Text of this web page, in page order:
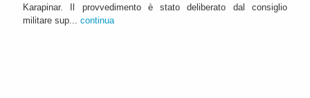
Karapinar. Il provvedimento è stato deliberato dal consiglio
militare sup... continua